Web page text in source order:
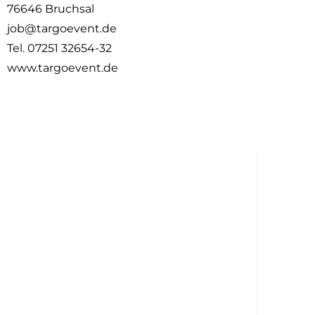
76646 Bruchsal
job@targoevent.de
Tel. 07251 32654-32
www.targoevent.de